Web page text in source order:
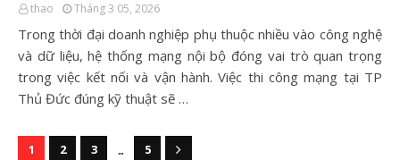
thao Tháng 3 05, 2026
Trong thời đại doanh nghiệp phụ thuộc nhiều vào công nghệ
và dữ liệu, hệ thống mạng nội bộ đóng vai trò quan trọng
trong việc kết nối và vận hành. Việc thi công mạng tại TP
Thủ Đức đúng kỹ thuật sẽ …
1 2 3 ... 5